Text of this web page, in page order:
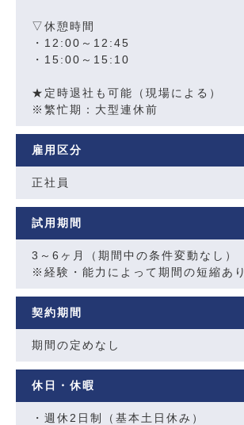
▽休憩時間
・12:00～12:45
・15:00～15:10
★定時退社も可能（現場による）
※繁忙期：大型連休前
雇用区分
正社員
試用期間
3～6ヶ月（期間中の条件変動なし）
※経験・能力によって期間の短縮あり
契約期間
期間の定めなし
休日・休暇
・週休2日制（基本土日休み）